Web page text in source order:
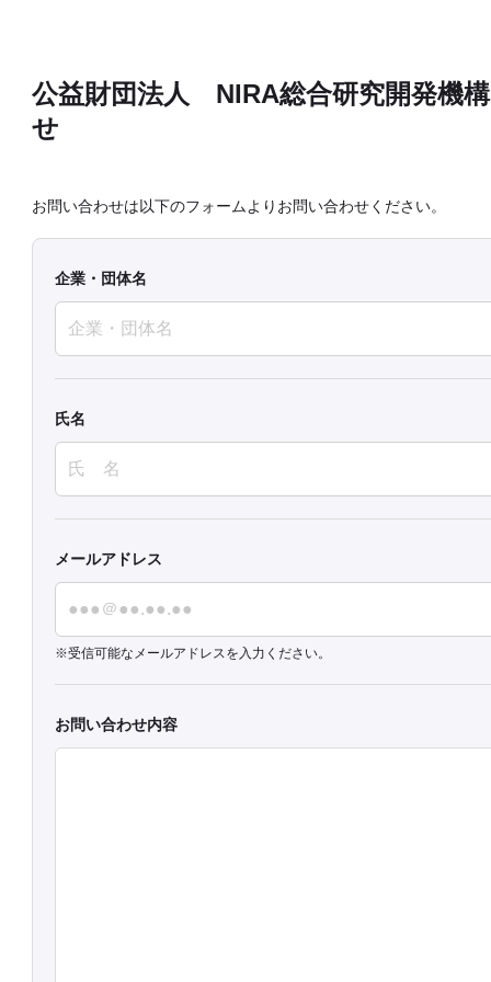
公益財団法人 NIRA総合研究開発機
せ
お問い合わせは以下のフォームよりお問い合わせください。
企業・団体名
氏名
メールアドレス
受信可能なメールアドレスを入力ください。
お問い合わせ内容